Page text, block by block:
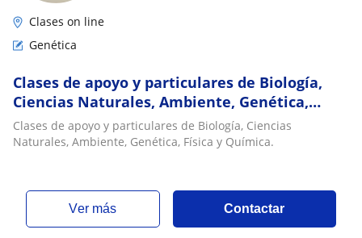
Clases on line
Genética
Clases de apoyo y particulares de Biología,
Ciencias Naturales, Ambiente, Genética,
Física y Química
Clases de apoyo y particulares de Biología, Ciencias
Naturales, Ambiente, Genética, Física y Química.
ver más Contactar